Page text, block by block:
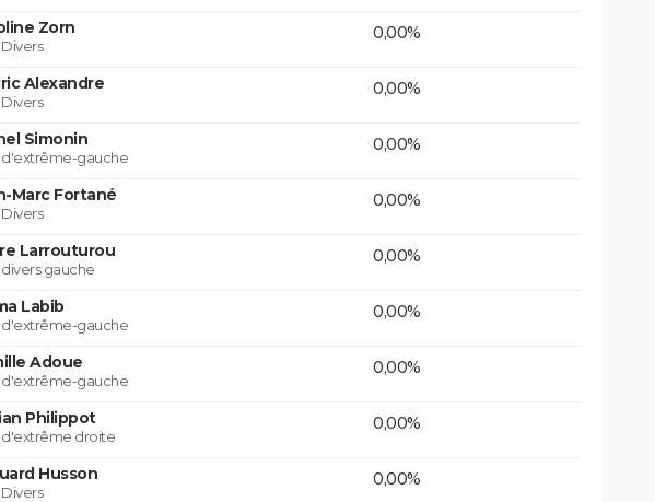
Zorn 0,00%
Alexandre 0,00%
Simonin
d'extrême-gauche
0,00%
Marc Fortané 0,00%
Larrouturou
divers gauche
0,00%
Labib
d'extrême-gauche
0,00%
Adoue
d'extrême-gauche
0,00%
Philippot
d'extrême droite
0,00%
Husson 0,00%